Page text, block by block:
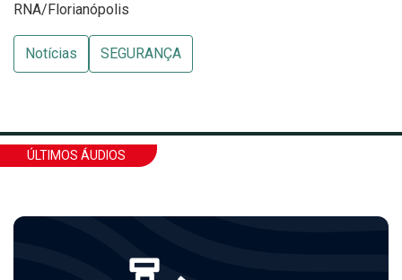
RNA/Florianópolis
Notícias SEGURANÇA
ÚLTIMOS ÁUDIOS